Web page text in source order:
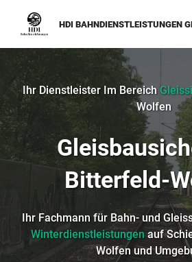
springen
HDI BAHNDIENSTLEISTUNGEN
Ihr Dienstleister Im Bereich
Wolfen⁠
Bitterfeld-
Ihr Fachmann für Bahn- und
Winterdienstleistungenauf
Wolfen⁠ und